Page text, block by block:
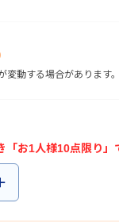
変動する場合があります。
お1人様10点限り」